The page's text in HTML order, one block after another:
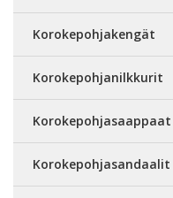
Korokepohjakengät
Korokepohjanilkkurit
Korokepohjasaappaat
Korokepohjasandaalit